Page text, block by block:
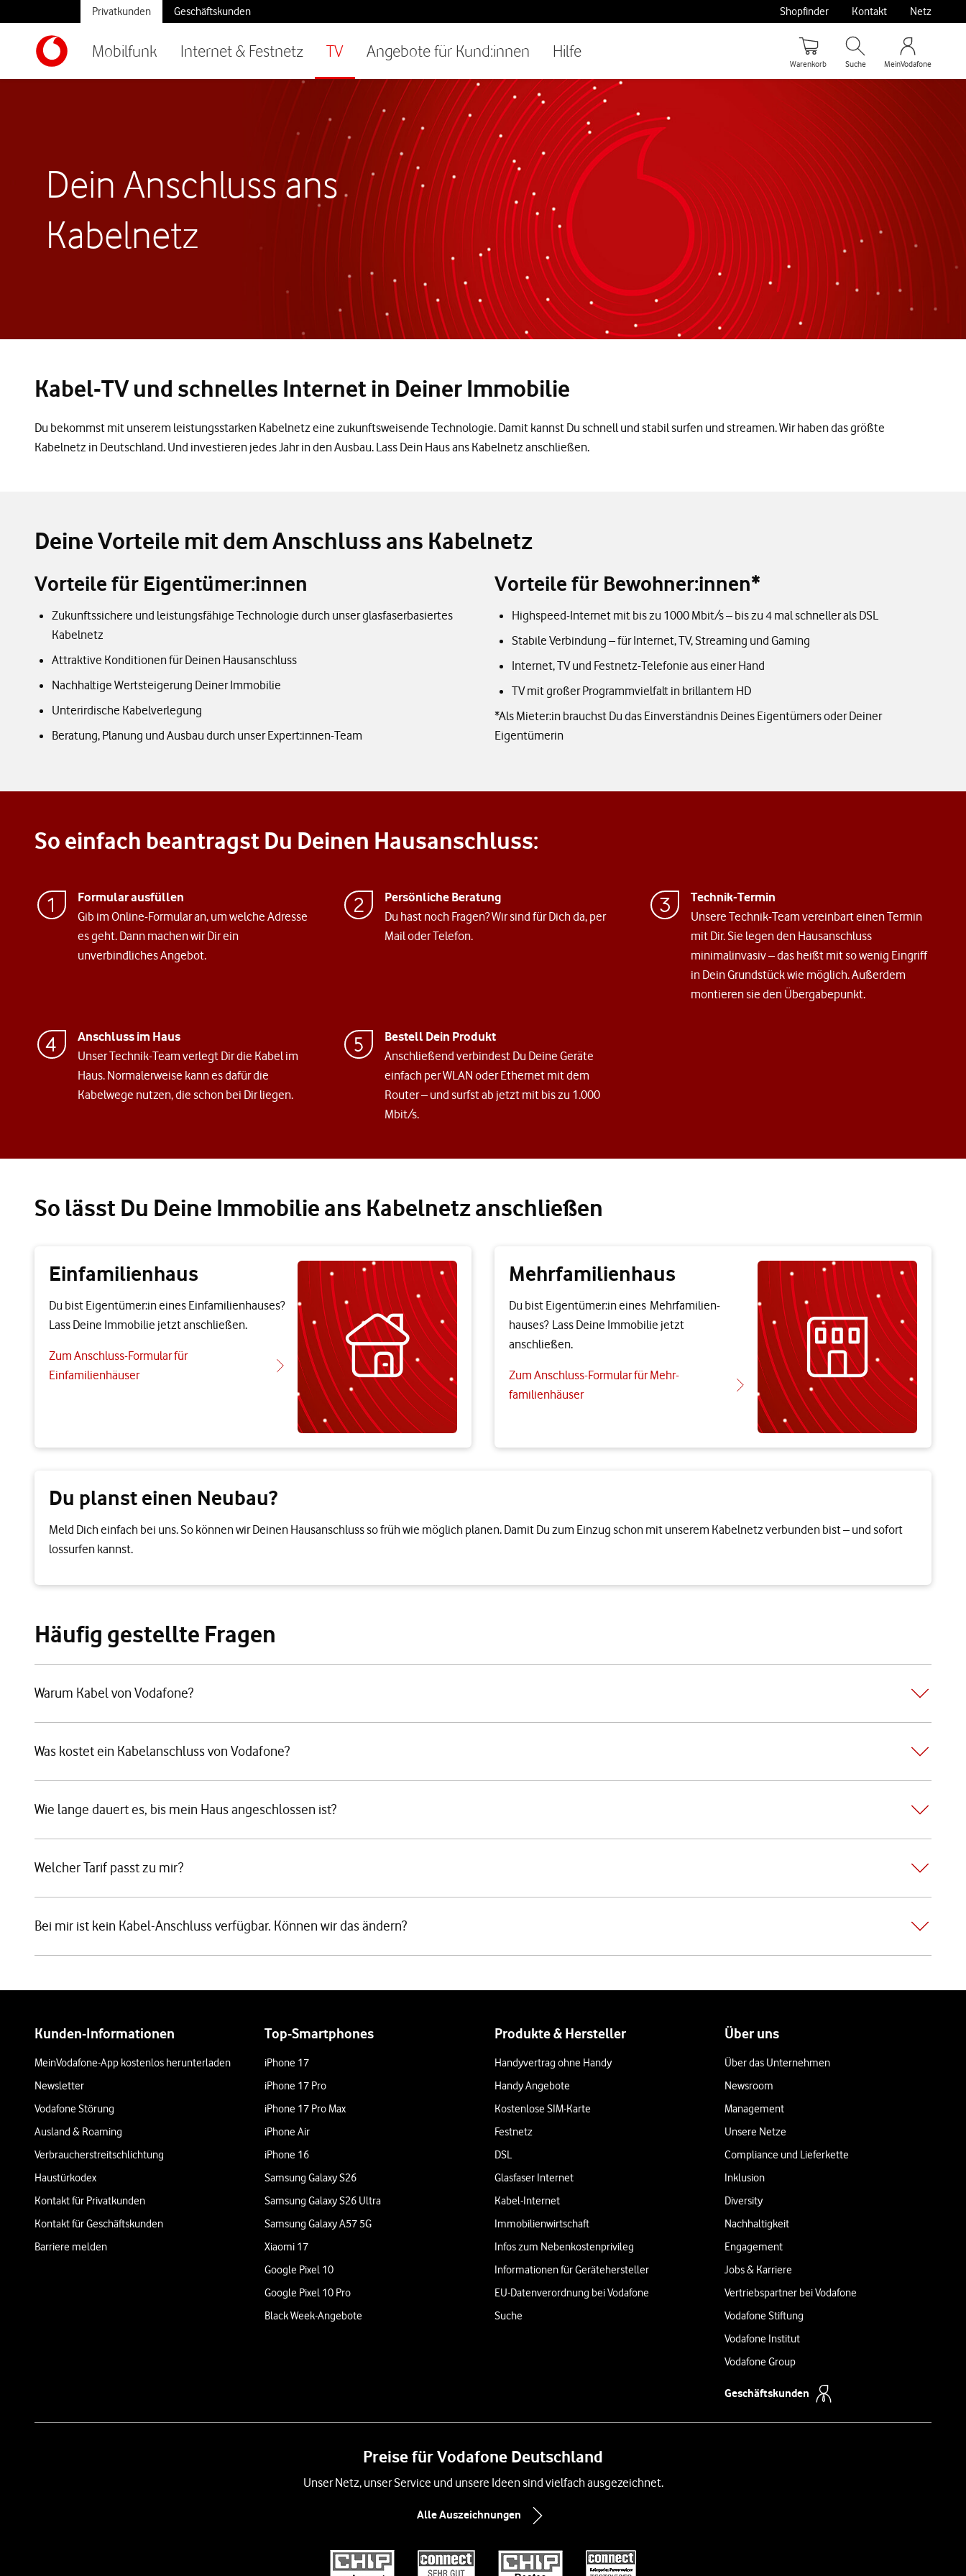
Mobilfunk Internet & Festnetz TV Angebote für Kund:innen Hilfe
Privatkunden Geschäftskunden Shopfinder Kontakt Netz
Warenkorb Suche MeinVodafone
Dein Anschluss ans
Kabelnetz
Kabel-TV und schnelles Internet in Deiner Immobilie
Du bekommst mit unserem leistungsstarken Kabelnetz eine zukunftsweisende Technologie. Damit kannst Du schnell und stabil surfen und streamen. Wir haben das größte
Kabelnetz in Deutschland. Und investieren jedes Jahr in den Ausbau. Lass Dein Haus ans Kabelnetz anschließen.
Deine Vorteile mit dem Anschluss ans Kabelnetz
Vorteile für Eigentümer:innen
Zukunftssichere und leistungsfähige Technologie durch unser glasfaserbasiertes
Kabelnetz
Attraktive Konditionen für Deinen Hausanschluss
Nachhaltige Wertsteigerung Deiner Immobilie
Unterirdische Kabelverlegung
Beratung, Planung und Ausbau durch unser Expert:innen-Team
Vorteile für Bewohner:innen*
Highspeed-Internet mit bis zu 1000 Mbit/s – bis zu 4 mal schneller als DSL
Stabile Verbindung – für Internet, TV, Streaming und Gaming
Internet, TV und Festnetz-Telefonie aus einer Hand
TV mit großer Programmvielfalt in brillantem HD
*Als Mieter:in brauchst Du das Einverständnis Deines Eigentümers oder Deiner
Eigentümerin
So einfach beantragst Du Deinen Hausanschluss:
Formular ausfüllen
Gib im Online-Formular an, um welche Adresse
es geht. Dann machen wir Dir ein
unverbindliches Angebot.
Persönliche Beratung
Du hast noch Fragen? Wir sind für Dich da, per
Mail oder Telefon.
Technik-Termin
Unsere Technik-Team vereinbart einen Termin
mit Dir. Sie legen den Hausanschluss
minimalinvasiv – das heißt mit so wenig Eingriff
in Dein Grundstück wie möglich. Außerdem
montieren sie den Übergabepunkt.
Anschluss im Haus
Unser Technik-Team verlegt Dir die Kabel im
Haus. Normalerweise kann es dafür die
Kabelwege nutzen, die schon bei Dir liegen.
Bestell Dein Produkt
Anschließend verbindest Du Deine Geräte
einfach per WLAN oder Ethernet mit dem
Router – und surfst ab jetzt mit bis zu 1.000
Mbit/s.
So lässt Du Deine Immobilie ans Kabelnetz anschließen
Einfamilienhaus
Du bist Eigentümer:in eines Ein­­familien­­­­hauses?
Lass Deine Immobilie jetzt anschließen.
Zum Anschluss-Formular für
Einfamilienhäuser
Mehrfamilienhaus
Du bist Eigentümer:in eines Mehr­­familien­­­­
hauses? Lass Deine Immobilie jetzt
anschließen.
Zum Anschluss-Formular für Mehr­­
familienhäuser
Du planst einen Neubau?
Meld Dich einfach bei uns. So können wir Deinen Hausanschluss so früh wie möglich planen. Damit Du zum Einzug schon mit unserem Kabelnetz verbunden bist – und sofort
lossurfen kannst.
Häufig gestellte Fragen
Warum Kabel von Vodafone?
Was kostet ein Kabelanschluss von Vodafone?
Wie lange dauert es, bis mein Haus angeschlossen ist?
Welcher Tarif passt zu mir?
Bei mir ist kein Kabel-Anschluss verfügbar. Können wir das ändern?
Kunden-Informationen
MeinVodafone-App kostenlos herunterladen
Newsletter
Vodafone Störung
Ausland & Roaming
Verbraucherstreitschlichtung
Haustürkodex
Kontakt für Privatkunden
Kontakt für Geschäftskunden
Barriere melden
Top-Smartphones
iPhone 17
iPhone 17 Pro
iPhone 17 Pro Max
iPhone Air
iPhone 16
Samsung Galaxy S26
Samsung Galaxy S26 Ultra
Samsung Galaxy A57 5G
Xiaomi 17
Google Pixel 10
Google Pixel 10 Pro
Black Week-Angebote
Produkte & Hersteller
Handyvertrag ohne Handy
Handy Angebote
Kostenlose SIM-Karte
Festnetz
DSL
Glasfaser Internet
Kabel-Internet
Immobilienwirtschaft
Infos zum Nebenkostenprivileg
Informationen für Gerätehersteller
EU-Datenverordnung bei Vodafone
Suche
Über uns
Über das Unternehmen
Newsroom
Management
Unsere Netze
Compliance und Lieferkette
Inklusion
Diversity
Nachhaltigkeit
Engagement
Jobs & Karriere
Vertriebspartner bei Vodafone
Vodafone Stiftung
Vodafone Institut
Vodafone Group
Geschäftskunden
Preise für Vodafone Deutschland
Unser Netz, unser Service und unsere Ideen sind vielfach ausgezeichnet.
Alle Auszeichnungen